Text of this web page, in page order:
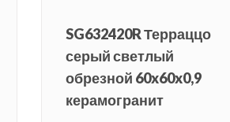
SG632420R Терраццо
серый светлый
обрезной 60x60x0,9
керамогранит